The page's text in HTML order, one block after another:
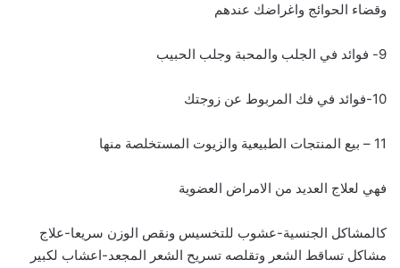
وقضاء الحوائج واغراضك عندهم
9- فوائد في الجلب والمحبة وجلب الحبيب
10-فوائد في فك المربوط عن زوجتك
11 – بيع المنتجات الطبيعية والزيوت المستخلصة منها
فهي لعلاج العديد من الامراض العضوية
كالمشاكل الجنسية-عشوب للتخسيس ونقص الوزن سريعا-علاج
مشاكل تساقط الشعر وتقلصه تسريح الشعر المجعد-اعشاب لكبير